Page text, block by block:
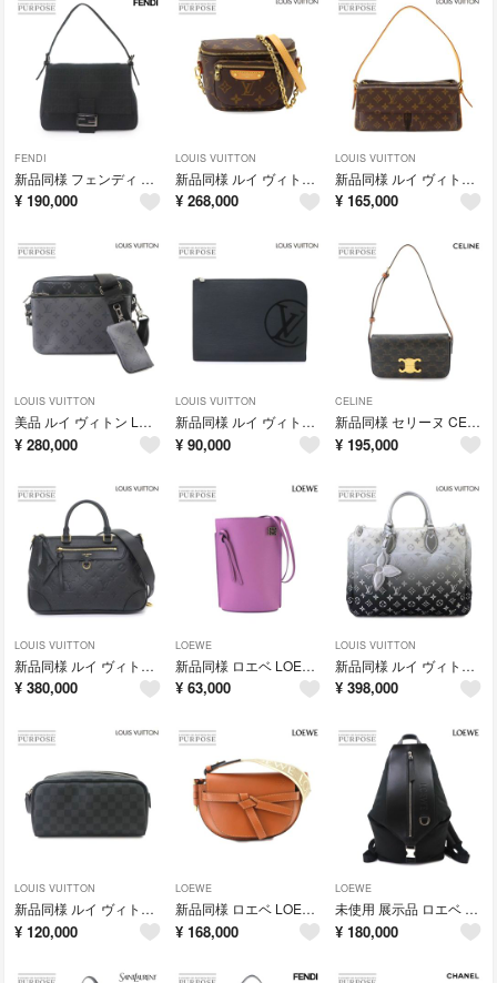
FENDI
新品同様 フェンディ FENDI ズッキーノ マンマバケット ショルダー バッグ キャンバス ブラック 8BR001 シルバー 金具 90335336
¥ 190,000
LOUIS VUITTON
新品同様 ルイ ヴィトン LOUIS VUITTON モノグラム ミニ バムバック 2way ハンド ショルダー バッグ ブラウン M82335 90335270
¥ 268,000
LOUIS VUITTON
新品同様 ルイ ヴィトン LOUIS VUITTON モノグラム ヴィバシテ MM ショルダー バッグ ブラウン M51164 ゴールド 金具 Viva Cite 90335242
¥ 165,000
LOUIS VUITTON
美品 ルイ ヴィトン LOUIS VUITTON モノグラム エクリプス リバース トリオ メッセンジャー ショルダー バッグ M69443 90335240
¥ 280,000
LOUIS VUITTON
新品同様 ルイ ヴィトン LOUIS VUITTON エピ ポシェット ジュール GM クラッチ バッグ ノワール M63519 Pochette Jour GM 90335172
¥ 90,000
CELINE
新品同様 セリーヌ CELINE トリオンフ クロード ショルダー バッグ PVC レザー タン ブラック ブラウン 194142 90335164
¥ 195,000
LOUIS VUITTON
新品同様 ルイ ヴィトン LOUIS VUITTON モノグラム アンプラント スカイライン PM 2way ハンド ショルダー バッグ レザー ブラック M28511 RFID Skyline PM 90334477
¥ 380,000
LOEWE
新品同様 ロエベ LOEWE ダイス ポケット ショルダー バッグ レザー パープル C630R12X01 シルバー 金具 Dice pocket 90334447
¥ 63,000
LOUIS VUITTON
新品同様 ルイ ヴィトン LOUIS VUITTON LV SKI オンザゴー MM 2way トート ショルダー バッグ モノグラム ナイロン M11847 90334438
¥ 398,000
LOUIS VUITTON
新品同様 ルイ ヴィトン LOUIS VUITTON ダミエ グラフィット ドップ キット ハンド バッグ ブラック グレー N40127 RFID 90334431
¥ 120,000
LOEWE
新品同様 ロエベ LOEWE ゲートデュアル ミニ ショルダー バッグ レザー ブラウン ゴールド 金具 Mini Gate Dual bag 90334429
¥ 168,000
LOEWE
未使用 展示品 ロエベ LOEWE コンバーチブル バックパック リュックサック ナイロン レザー ブラック B777W22X02 シルバー 金具 90333877
¥ 180,000